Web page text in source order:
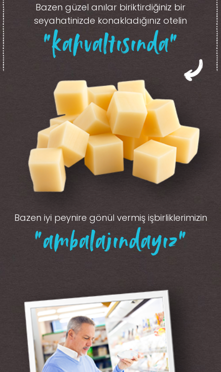
Bazen güzel anılar biriktirdiğiniz bir
seyahatinizde konakladığınız otelin
“kahvaltısında”
Bazen iyi peynire gönül vermiş işbirliklerimizin
“ambalajındayız”